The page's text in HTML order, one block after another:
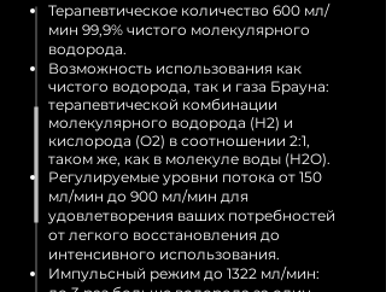
Терапевтическое количество 600 мл/
мин 99,9% чистого молекулярного
водорода.
Возможность использования как
чистого водорода, так и газа Брауна:
терапевтической комбинации
молекулярного водорода (H2) и
кислорода (O2) в соотношении 2:1,
таком же, как в молекуле воды (H2O).
Регулируемые уровни потока от 150
мл/мин до 900 мл/мин для
удовлетворения ваших потребностей
от легкого восстановления до
интенсивного использования.
Импульсный режим до 1322 мл/мин: